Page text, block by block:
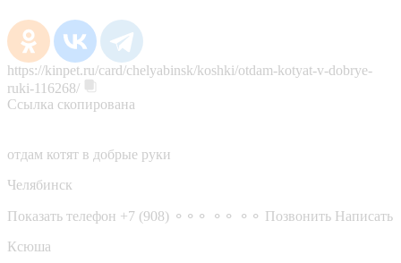
https://kinpet.ru/card/chelyabinsk/koshki/otdam-kotyat-v-dobrye-
ruki-116268/
Ссылка скопирована
отдам котят в добрые руки
Челябинск
Показать телефон +7 (908) ⚬⚬⚬ ⚬⚬ ⚬⚬ Позвонить Написать
Ксюша